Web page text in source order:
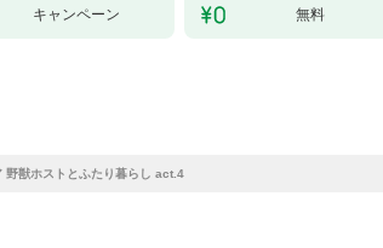
キャンペーン 無料
野獣ホストとふたり暮らし act.4